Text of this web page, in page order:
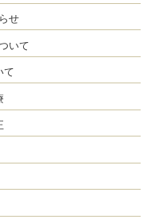
せ
いて
て